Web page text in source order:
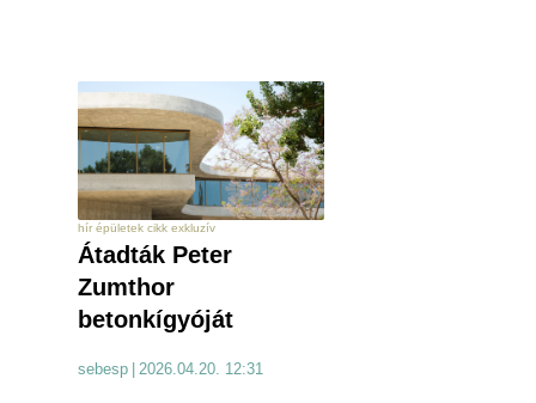
hír épületek cikk exkluzív
Átadták Peter
Zumthor
betonkígyóját
sebesp 2026.04.20. 12:31